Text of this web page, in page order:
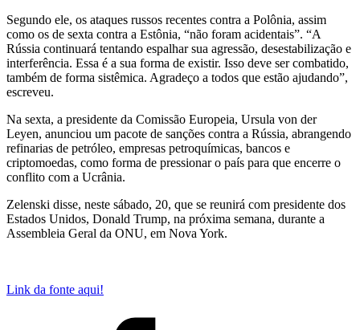
Segundo ele, os ataques russos recentes contra a Polônia, assim
como os de sexta contra a Estônia, “não foram acidentais”. “A
Rússia continuará tentando espalhar sua agressão, desestabilização e
interferência. Essa é a sua forma de existir. Isso deve ser combatido,
também de forma sistêmica. Agradeço a todos que estão ajudando”,
escreveu.
Na sexta, a presidente da Comissão Europeia, Ursula von der
Leyen, anunciou um pacote de sanções contra a Rússia, abrangendo
refinarias de petróleo, empresas petroquímicas, bancos e
criptomoedas, como forma de pressionar o país para que encerre o
conflito com a Ucrânia.
Zelenski disse, neste sábado, 20, que se reunirá com presidente dos
Estados Unidos, Donald Trump, na próxima semana, durante a
Assembleia Geral da ONU, em Nova York.
Link da fonte aqui!